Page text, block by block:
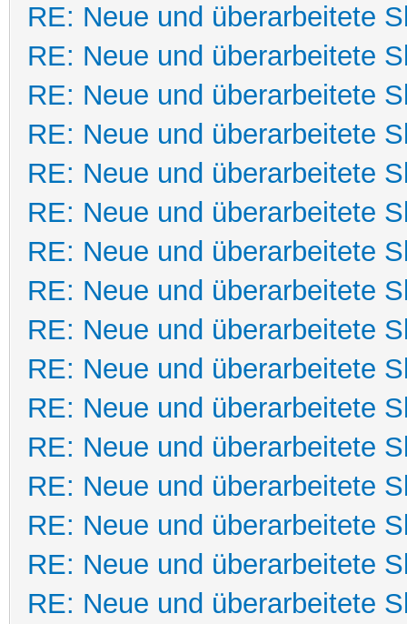
RE: Neue und überarbeitete
RE: Neue und überarbeitete
RE: Neue und überarbeitete
RE: Neue und überarbeitete
RE: Neue und überarbeitete
RE: Neue und überarbeitete
RE: Neue und überarbeitete
RE: Neue und überarbeitete
RE: Neue und überarbeitete
RE: Neue und überarbeitete
RE: Neue und überarbeitete
RE: Neue und überarbeitete
RE: Neue und überarbeitete
RE: Neue und überarbeitete
RE: Neue und überarbeitete
RE: Neue und überarbeitete